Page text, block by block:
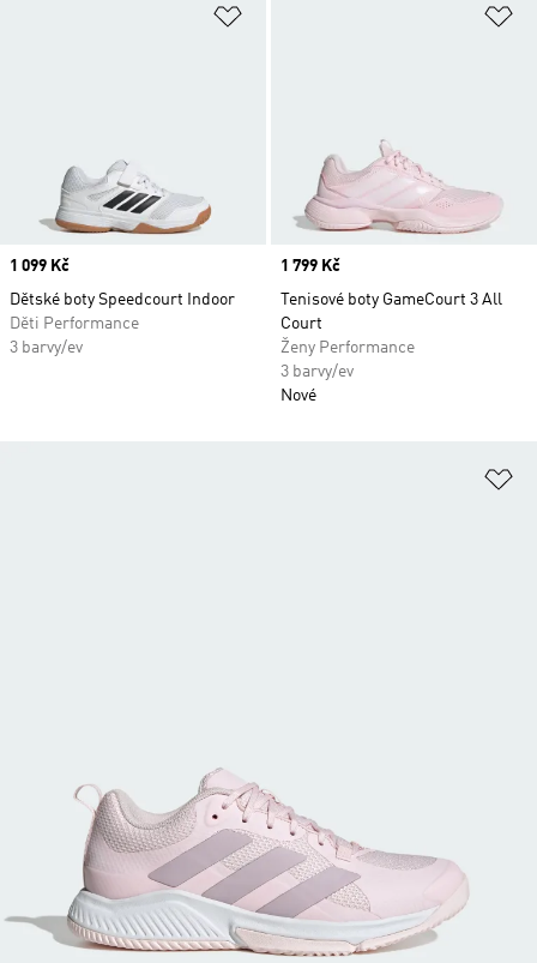
Price
1 099 Kč
Dětské boty Speedcourt Indoor
Děti Performance
3 barvy/ev
Price
1 799 Kč
Tenisové boty GameCourt 3 All
Court
Ženy Performance
3 barvy/ev
Nové